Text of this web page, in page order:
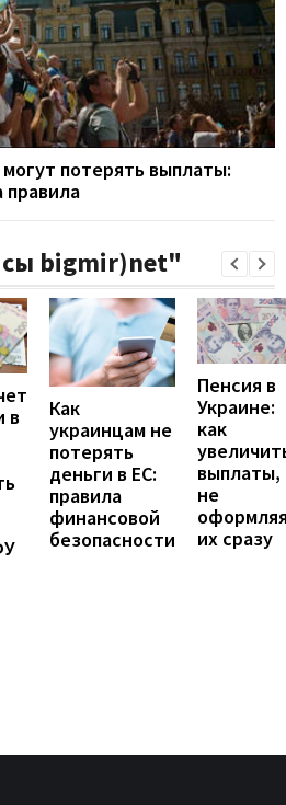
потерять выплаты:
правила
bigmir)net"
в
Как
украинцам не
потерять
деньги в ЕС:
правила
финансовой
безопасности
Пенсия в
Украине:
как
выплаты,
не
их сразу